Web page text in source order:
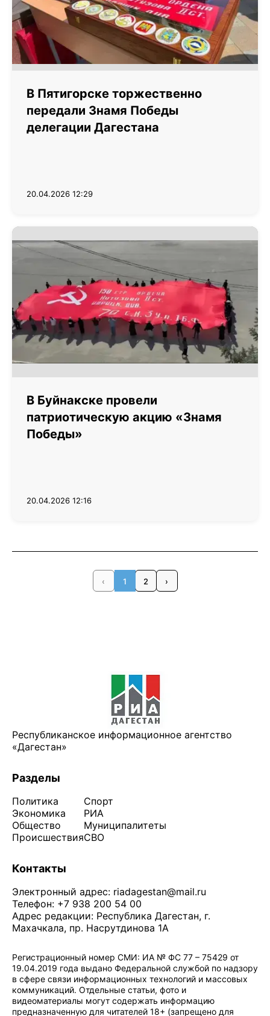
В Пятигорске торжественно
передали Знамя Победы
делегации Дагестана
20.04.2026 12:29
В Буйнакске провели
патриотическую акцию «Знамя
Победы»
20.04.2026 12:16
‹ 1 2 ›
Республиканское информационное агентство
«Дагестан»
Разделы
Политика
Экономика
Общество
Происшествия
Спорт
РИА
Муниципалитеты
СВО
Контакты
Электронный адрес: riadagestan@mail.ru
Телефон: +7 938 200 54 00
Адрес редакции: Республика Дагестан, г.
Махачкала, пр. Насрутдинова 1А
Регистрационный номер СМИ: ИА № ФС 77 – 75429 от
19.04.2019 года выдано Федеральной службой по надзору
в сфере связи информационных технологий и массовых
коммуникаций. Отдельные статьи, фото и
видеоматериалы могут содержать информацию
предназначенную для читателей 18+ (запрещено для